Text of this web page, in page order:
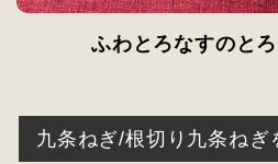
ふわとろなすのと
九条ねぎ/根切り九条ねぎ